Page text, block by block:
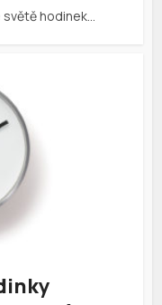
světě hodinek…